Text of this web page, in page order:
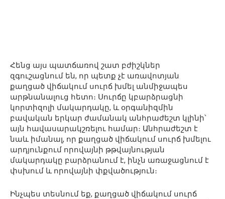
Հենց այս պատճառով շատ բժիշկներ
զգուշացնում են, որ պետք չէ առավոտյան
քաղցած վիճակում սուրճ խմել անմիջապես
արթնանալուց հետո։ Սուրճը կբարձրացնի
կորտիզոլի մակարդակը, և օրգանիզմին
բավական երկար ժամանակ անհրաժեշտ կլինի՝
այն հավասարակշռելու համար։ Անհրաժեշտ է
նաև իմանալ, որ քաղցած վիճակում սուրճ խմելու
արդյունքում որովայնի թթվայնության
մակարդակը բարձրանում է, ինչն առաջացնում է
փսխում և որովայնի փքվածություն։
Ինչպես տեսնում եք, քաղցած վիճակում սուրճ